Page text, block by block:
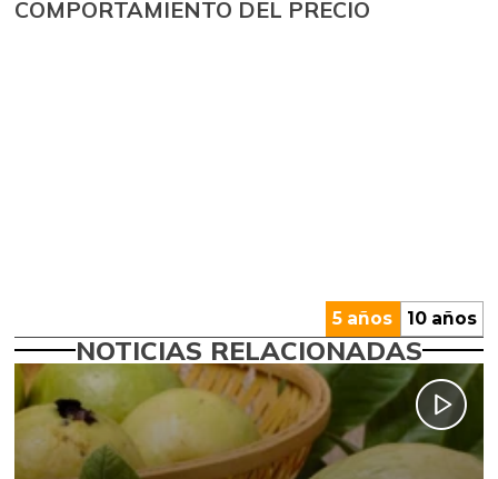
COMPORTAMIENTO DEL PRECIO
5 años 10 años
NOTICIAS RELACIONADAS